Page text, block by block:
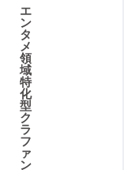
エ
ン
タ
メ
領
域
特
化
型
ク
ラ
フ
ァ
ン